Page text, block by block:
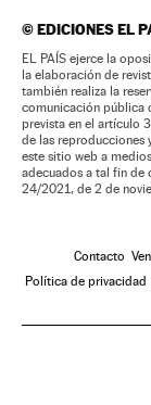
©EDICIONES EL
EL PAÍS ejerce la
la elaboración de
también realiza la
comunicación pública
prevista en el artículo
de las reproducciones
este sitio web a
adecuados a tal fin de
24/2021, de 2 de
Contacto
Política de privacidad